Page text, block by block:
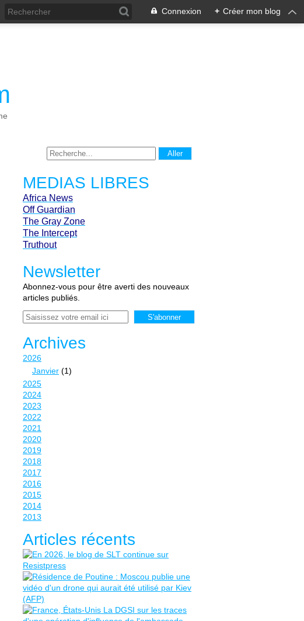
Connexion + Créer mon blog
MEDIAS LIBRES
Africa News
Off Guardian
The Gray Zone
The Intercept
Truthout
Newsletter
Abonnez-vous pour être averti des nouveaux
articles publiés.
Email
Archives
2026
Janvier (1)
2025
2024
2023
2022
2021
2020
2019
2018
2017
2016
2015
2014
2013
Articles récents